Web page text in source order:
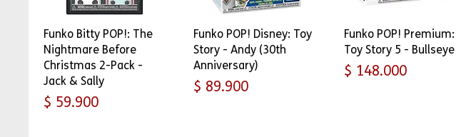
Funko Bitty POP!: The
Nightmare Before
Christmas 2-Pack -
Jack & Sally
Precio
$ 59.900
Funko POP! Disney: Toy
Story - Andy (30th
Anniversary)
Precio
$ 89.900
Funko POP! Premium:
Toy Story 5 - Bullseye
Precio
$ 148.000